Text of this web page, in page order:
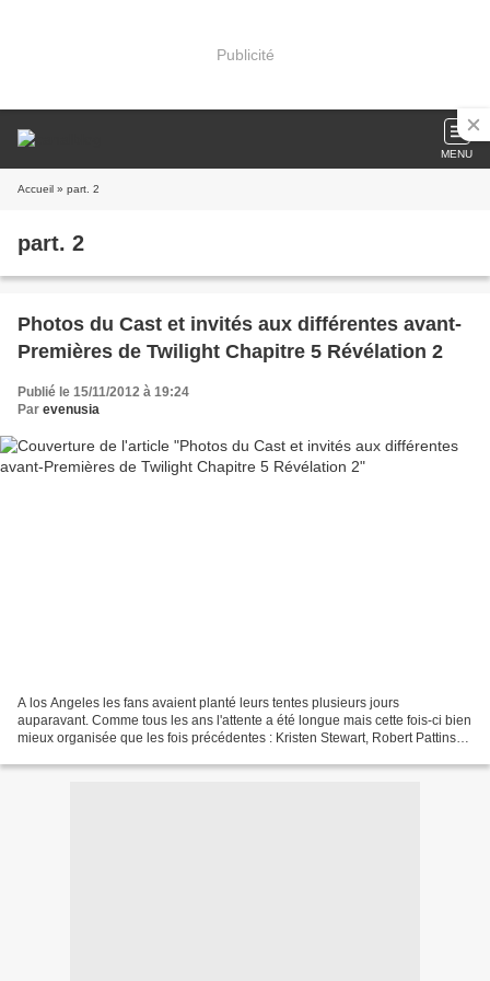
Publicité
MENU
Accueil » part. 2
part. 2
Photos du Cast et invités aux différentes avant-
Premières de Twilight Chapitre 5 Révélation 2
Publié le 15/11/2012 à 19:24
Par evenusia
A los Angeles les fans avaient planté leurs tentes plusieurs jours
auparavant. Comme tous les ans l'attente a été longue mais cette fois-ci bien
mieux organisée que les fois précédentes : Kristen Stewart, Robert Pattinson